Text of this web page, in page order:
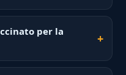
per la